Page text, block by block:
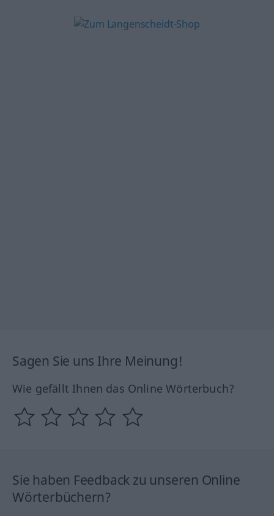
Sagen Sie uns Ihre Meinung!
Wie gefällt Ihnen das Online Wörterbuch?
Sie haben Feedback zu unseren Online
Wörterbüchern?